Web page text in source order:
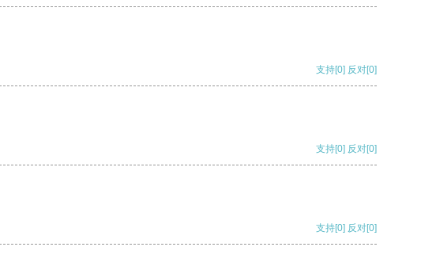
支持[0] 反对[0]
支持[0] 反对[0]
支持[0] 反对[0]